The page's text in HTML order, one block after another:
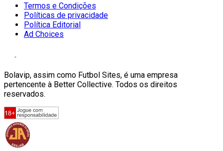
Termos e Condições
Políticas de privacidade
Política Editorial
Ad Choices
Bolavip, assim como Futbol Sites, é uma empresa
pertencente à Better Collective. Todos os direitos
reservados.